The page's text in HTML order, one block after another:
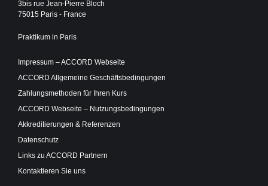
3bis rue Jean-Pierre Bloch
75015 Paris - France
Praktikum in Paris
Impressum – ACCORD Webseite
ACCORD Allgemeine Geschäftsbedingungen
Zahlungsmethoden für Ihren Kurs
ACCORD Webseite – Nutzungsbedingungen
Akkreditierungen & Referenzen
Datenschutz
Links zu ACCORD Partnern
Kontaktieren Sie uns